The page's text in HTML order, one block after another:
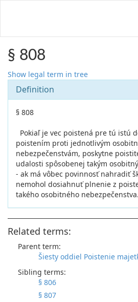
§ 808
Show legal term in tree
Definition
§ 808
Pokiaľ je vec poistená pre tú istú
poistením proti jednotlivým
nebezpečenstvám, poskytne
udalosti spôsobenej takým
- ak má vôbec povinnosť nahradiť
nemohol dosiahnuť plnenie z
takého osobitného nebezpečenstva.
Related terms:
Parent term:
Šiesty oddiel Poistenie
Sibling terms:
§ 806
§ 807